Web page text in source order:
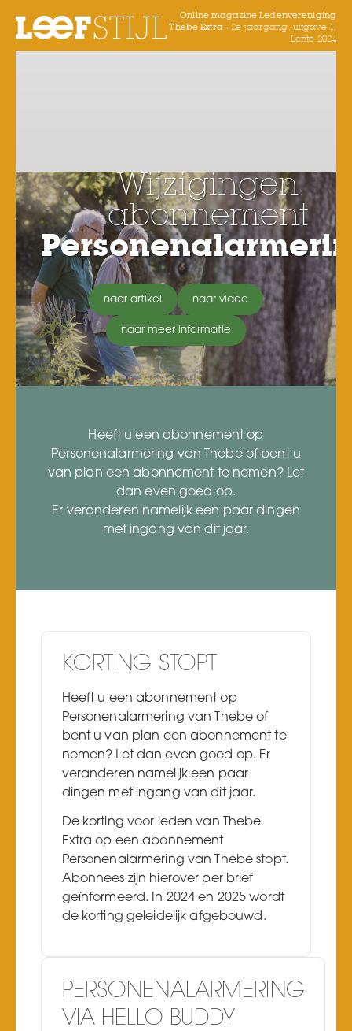
Online magazine Ledenvereniging
Thebe Extra -2e jaargang, uitgave 1,
Lente 2024
Wijzigingen
abonnement
naar artikel naar video
naar meer informatie
Heeft u een abonnement op
Personenalarmering van Thebe of bent u
van plan een abonnement te nemen? Let
dan even goed op.
Er veranderen namelijk een paar dingen
met ingang van dit jaar.
KORTING STOPT
Heeft u een abonnement op
Personenalarmering van Thebe of
bent u van plan een abonnement te
nemen? Let dan even goed op. Er
veranderen namelijk een paar
dingen met ingang van dit jaar.
De korting voor leden van Thebe
Extra op een abonnement
Personenalarmering van Thebe stopt.
Abonnees zijn hierover per brief
geïnformeerd. In 2024 en 2025 wordt
de korting geleidelijk afgebouwd.
PERSONENALARMERING
VIA HELLO BUDDY